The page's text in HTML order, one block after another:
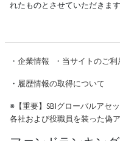
れたものとさせていただきます
・ 企業情報 ・ 当サイトのご利
・ 履歴情報の取得について
※【重要】SBIグローバルアセ
各社および役職員を装った偽